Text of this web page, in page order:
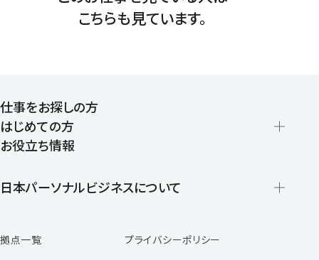
こちらも見ています。
仕事をお探しの方
はじめての方
登録から就業開始までの流れ
お役立ち情報
日本パーソナルビジネスについて
スタッフの声
拠点一覧 プライバシーポリシー